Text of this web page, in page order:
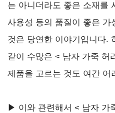
는 아니더라도 좋은 소재를
사용성 등의 품질이 좋은 가
것은 당연한 이야기입니다.
같이 수많은 < 남자 가죽 허
제품을 고르는 것도 여간 어
▶ 이와 관련해서 < 남자 가